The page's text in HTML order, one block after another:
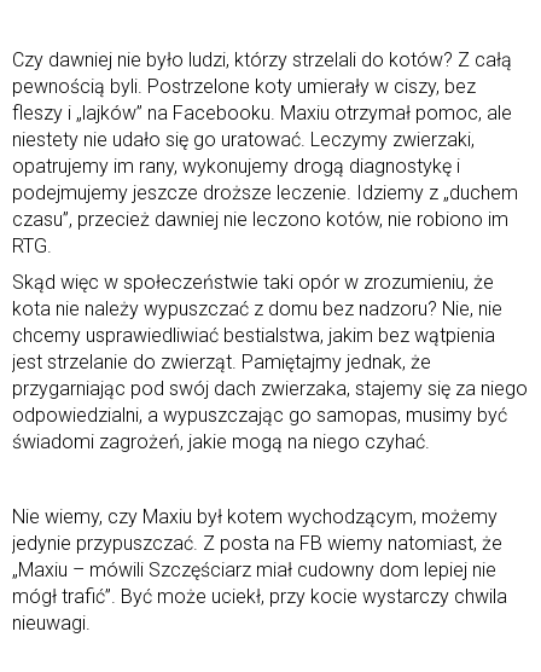
Czy dawniej nie było ludzi, którzy strzelali do kotów? Z całą
pewnością byli. Postrzelone koty umierały w ciszy, bez
fleszy i „lajków” na Facebooku. Maxiu otrzymał pomoc, ale
niestety nie udało się go uratować. Leczymy zwierzaki,
opatrujemy im rany, wykonujemy drogą diagnostykę i
podejmujemy jeszcze droższe leczenie. Idziemy z „duchem
czasu”, przecież dawniej nie leczono kotów, nie robiono im
RTG.
Skąd więc w społeczeństwie taki opór w zrozumieniu, że
kota nie należy wypuszczać z domu bez nadzoru? Nie, nie
chcemy usprawiedliwiać bestialstwa, jakim bez wątpienia
jest strzelanie do zwierząt. Pamiętajmy jednak, że
przygarniając pod swój dach zwierzaka, stajemy się za niego
odpowiedzialni, a wypuszczając go samopas, musimy być
świadomi zagrożeń, jakie mogą na niego czyhać.
Nie wiemy, czy Maxiu był kotem wychodzącym, możemy
jedynie przypuszczać. Z posta na FB wiemy natomiast, że
„Maxiu – mówili Szczęściarz miał cudowny dom lepiej nie
mógł trafić”. Być może uciekł, przy kocie wystarczy chwila
nieuwagi.